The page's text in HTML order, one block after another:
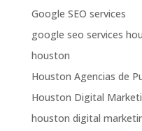
Google SEO services
google seo services
houston
Houston Agencias de
Houston Digital
houston digital